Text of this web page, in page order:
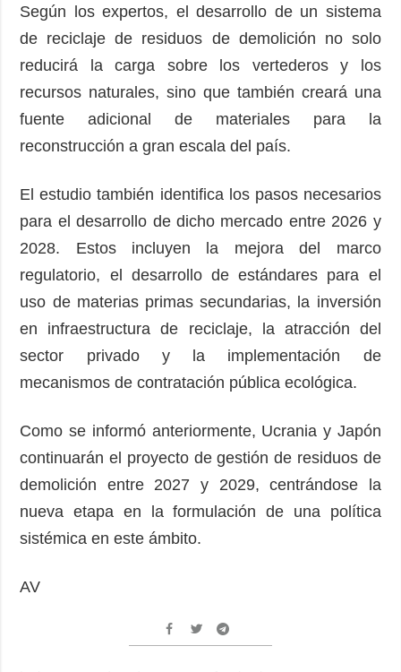
Según los expertos, el desarrollo de un sistema
de reciclaje de residuos de demolición no solo
reducirá la carga sobre los vertederos y los
recursos naturales, sino que también creará una
fuente adicional de materiales para la
reconstrucción a gran escala del país.
El estudio también identifica los pasos necesarios
para el desarrollo de dicho mercado entre 2026 y
2028. Estos incluyen la mejora del marco
regulatorio, el desarrollo de estándares para el
uso de materias primas secundarias, la inversión
en infraestructura de reciclaje, la atracción del
sector privado y la implementación de
mecanismos de contratación pública ecológica.
Como se informó anteriormente, Ucrania y Japón
continuarán el proyecto de gestión de residuos de
demolición entre 2027 y 2029, centrándose la
nueva etapa en la formulación de una política
sistémica en este ámbito.
AV